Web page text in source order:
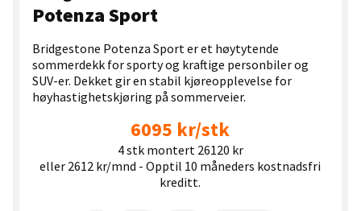
Potenza Sport
Bridgestone Potenza Sport er et høytytende
sommerdekk for sporty og kraftige personbiler og
SUV-er. Dekket gir en stabil kjøreopplevelse for
høyhastighetskjøring på sommerveier.
6095 kr/stk
4 stk montert 26120 kr
eller 2612 kr/mnd - Opptil 10 måneders kostnadsfri
kreditt.